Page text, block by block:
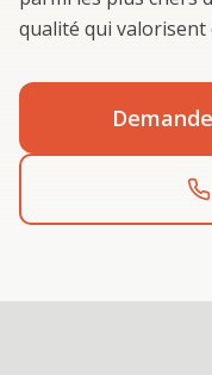
qualité qui